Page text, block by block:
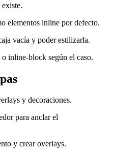
elementos inline por defecto.
vacía y poder estilizarla.
inline-block según el caso.
y decoraciones.
para anclar el
y crear overlays.